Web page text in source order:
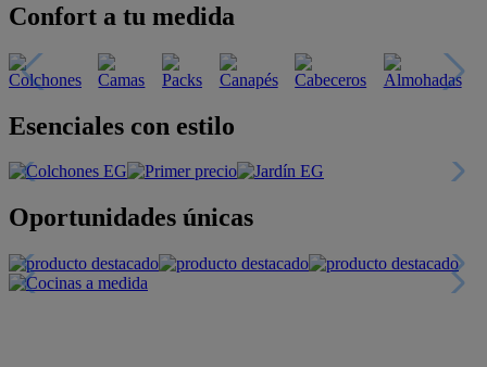
Confort a tu medida
Esenciales con estilo
Oportunidades únicas